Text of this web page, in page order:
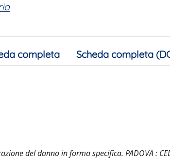
completa Scheda completa
del danno in forma specifica. PADOVA :